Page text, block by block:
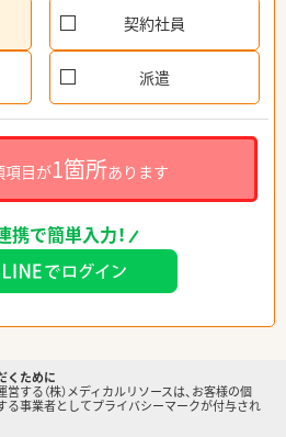
契約社員
派遣
項目が1箇所あります
携で簡単入力！
くために
する（株）メディカルリソースは、お客様の個
る事業者としてプライバシーマークが付与され